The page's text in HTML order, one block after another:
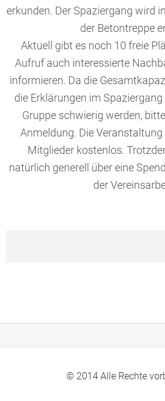
erkunden. Der Spaziergang wird
der Betontreppe
Aktuell gibt es noch 10 freie
Aufruf auch interessierte
informieren. Da die
die Erklärungen im
Gruppe schwierig werden,
Anmeldung. Die
Mitglieder kostenlos.
natürlich generell über eine
der
© 2014 Alle Rechte